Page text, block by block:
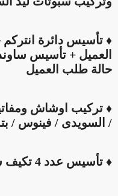
♦ تأسيس دائرة
العميل + تأسيس
حالة طلب العميل
♦ تركيب اوشاش
/ السويدى / فينوس /
♦ تأسيس عدد 4 تكيف سلوك السويدى الاصلى 4 مل